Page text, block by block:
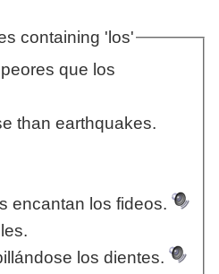
containing 'los'
que los
than earthquakes.
encantan los fideos.
los dientes.